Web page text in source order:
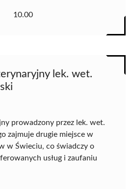
10.00
lek. wet.
prowadzony przez lek. wet.
zajmuje drugie miejsce w
w Świeciu, co świadczy o
usług i zaufaniu